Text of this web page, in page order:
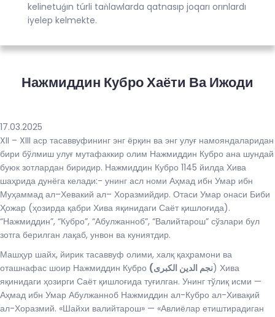
kelinetuǵın túrli taǹlawlarda qatnasıp joqarı orınlardı
iyelep kelmekte.
Нажмиддин Кубро Хаёти Ва Ижоди
17.03.2025
XII – XIII аср тасаввуфининг энг ёрқин ва энг улуғ намояндаларидан
бири бўлмиш улуғ мутафаккир олим Нажмиддин Кубро ана шундай
буюк зотлардан биридир. Нажмиддин Кубро 1145 йилда Хива
шаҳрида дунёга келади:- унинг асл номи Аҳмад ибн Умар ибн
Муҳаммад ал–Хевакий ал– Хоразмийдир. Отаси Умар онаси Биби
Ҳожар (ҳозирда қабри Хива яқинидаги Саёт қишлоғида).
“Нажмиддин”, “Кубро”, “Абулжанноб”, “Валийтарош” сўзлари бул
зотга берилган лақаб, унвон ва куниятдир.
Машҳур шайх, йирик тасаввуф олими, халқ қаҳрамони ва
оташнафас шоир Нажмиддин Кубро ( نجم) Хива
яқинидаги ҳозирги Саёт қишлоғида туғилган. Унинг тўлиқ исми —
Аҳмад ибн Умар Абулжанноб Нажмиддин ал-Кубро ал-Хивақий
ал-Хоразмий. «Шайхи валийтарош» — «Авлиёлар етиштирадиган